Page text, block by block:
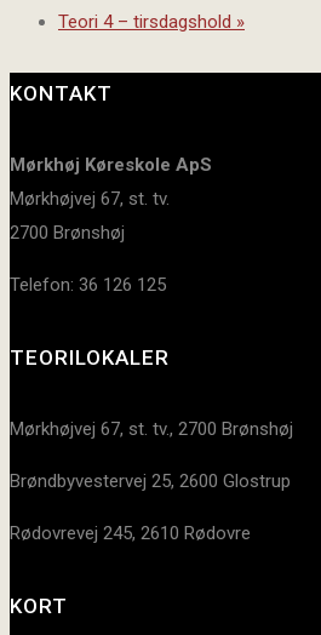
Teori 4 – tirsdagshold »
KONTAKT
Mørkhøj Køreskole ApS
Mørkhøjvej 67, st. tv.
2700 Brønshøj
Telefon: 36 126 125
TEORILOKALER
Mørkhøjvej 67, st. tv., 2700 Brønshøj
Brøndbyvestervej 25, 2600 Glostrup
Rødovrevej 245, 2610 Rødovre
KORT